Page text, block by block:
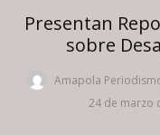
Presentan
sobre
Amapola
24 de marzo